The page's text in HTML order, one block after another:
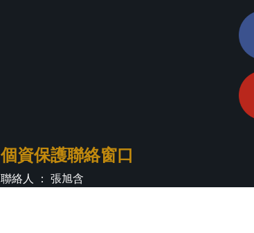
個資保護聯絡窗口
聯絡人 ： 張旭含